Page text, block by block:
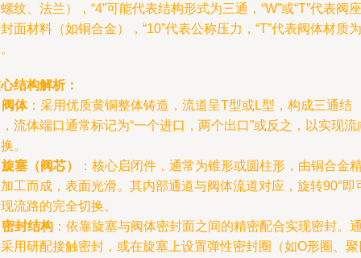
纹、法兰），“4”可能代表结构形式为三通，“W”或“T”代表阀座
面材料（如铜合金），“10”代表公称压力，“T”代表阀体材质为
结构解析：
阀体：采用优质黄铜整体铸造，流道呈T型或L型，构成三通结
流体端口通常标记为“一个进口，两个出口”或反之，以实现流
。
旋塞（阀芯）
：核心启闭件，通常为锥形或圆柱形，由铜合金
工而成，表面光滑。其内部通道与阀体流道对应，旋转90°即
流路的完全切换。
密封结构 ：依靠旋塞与阀体密封面之间的精密配合实现密封。
用研配接触密封，或在旋塞上设置弹性密封圈（如O形圈、聚